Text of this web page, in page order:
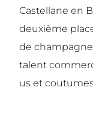
Castellane en
deuxième
de
talent
us et